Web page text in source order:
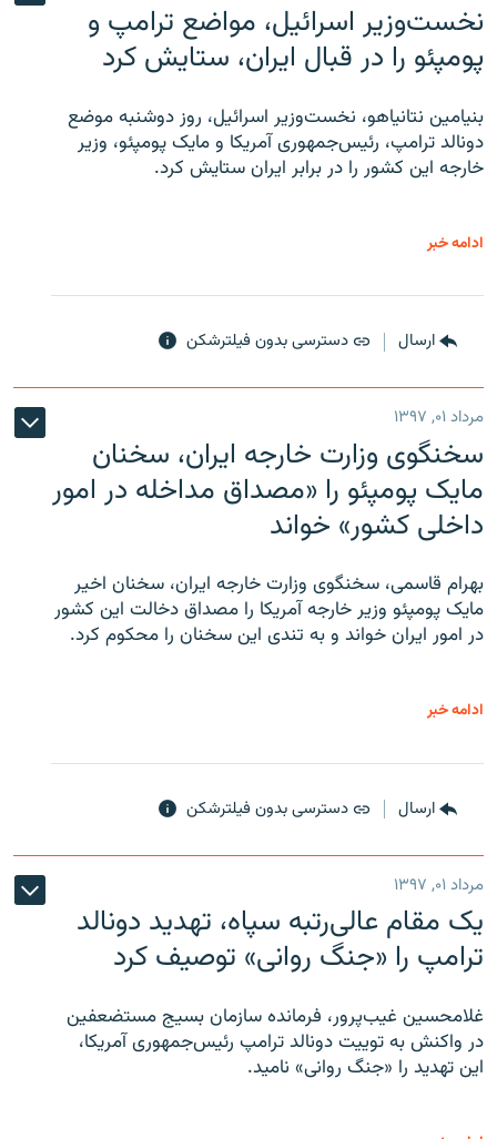
نخست‌وزیر اسرائیل، مواضع ترامپ و
پومپئو را در قبال ایران، ستایش کرد
بنیامین نتانیاهو، نخست‌وزیر اسرائیل، روز دوشنبه موضع
دونالد ترامپ، رئیس‌جمهوری آمریکا و مایک پومپئو، وزیر
خارجه این کشور را در برابر ایران ستایش کرد.
ادامه خبر
ارسال دسترسی بدون فیلترشکن
مرداد ۰۱, ۱۳۹۷
سخنگوی وزارت خارجه ایران، سخنان
مایک پومپئو را «مصداق مداخله در امور
داخلی کشور» خواند
بهرام قاسمی، سخنگوی وزارت خارجه ایران، سخنان اخیر
مایک پومپئو وزیر خارجه آمریکا را مصداق دخالت این کشور
در امور ایران خواند و به تندی این سخنان را محکوم کرد.
ادامه خبر
ارسال دسترسی بدون فیلترشکن
مرداد ۰۱, ۱۳۹۷
یک مقام عالی‌رتبه سپاه، تهدید دونالد
ترامپ را «جنگ روانی» توصیف کرد
غلامحسین غیب‌پرور، فرمانده سازمان بسیج مستضعفین
در واکنش به توییت دونالد ترامپ رئیس‌جمهوری آمریکا،
این تهدید را «جنگ روانی» نامید.